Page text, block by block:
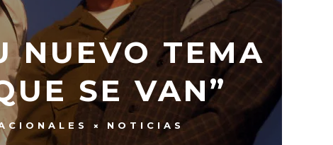
NUEVO TEMA
SE VAN”
NOTICIAS